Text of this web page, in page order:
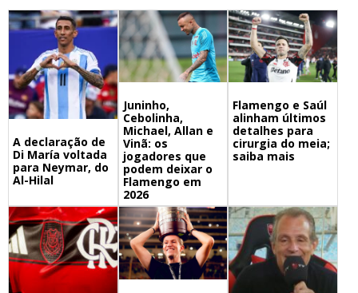
A declaração de
Di María voltada
para Neymar, do
Al-Hilal
Juninho,
Cebolinha,
Michael, Allan e
Vinã: os
jogadores que
podem deixar o
Flamengo em
2026
Flamengo e Saúl
alinham últimos
detalhes para
cirurgia do meia;
saiba mais